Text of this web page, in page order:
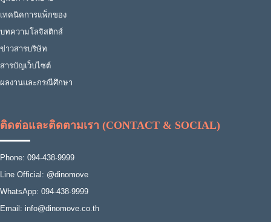
เทคนิคการแพ็กของ
บทความโลจิสติกส์
ข่าวสารบริษัท
สารบัญเว็บไซต์
ผลงานและกรณีศึกษา
ติดต่อและติดตามเรา (CONTACT & SOCIAL)
Phone: 094-438-9999
Line Official: @dinomove
WhatsApp: 094-438-9999
Email: info@dinomove.co.th